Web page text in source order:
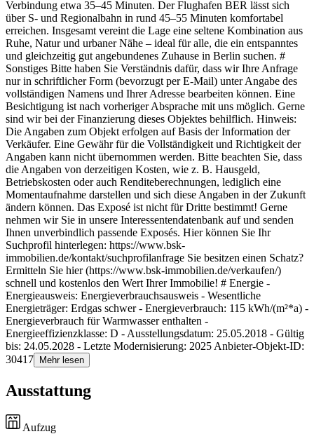
Verbindung etwa 35–45 Minuten. Der Flughafen BER lässt sich
über S‑ und Regionalbahn in rund 45–55 Minuten komfortabel
erreichen. Insgesamt vereint die Lage eine seltene Kombination aus
Ruhe, Natur und urbaner Nähe – ideal für alle, die ein entspanntes
und gleichzeitig gut angebundenes Zuhause in Berlin suchen. #
Sonstiges Bitte haben Sie Verständnis dafür, dass wir Ihre Anfrage
nur in schriftlicher Form (bevorzugt per E-Mail) unter Angabe des
vollständigen Namens und Ihrer Adresse bearbeiten können. Eine
Besichtigung ist nach vorheriger Absprache mit uns möglich. Gerne
sind wir bei der Finanzierung dieses Objektes behilflich. Hinweis:
Die Angaben zum Objekt erfolgen auf Basis der Information der
Verkäufer. Eine Gewähr für die Vollständigkeit und Richtigkeit der
Angaben kann nicht übernommen werden. Bitte beachten Sie, dass
die Angaben von derzeitigen Kosten, wie z. B. Hausgeld,
Betriebskosten oder auch Renditeberechnungen, lediglich eine
Momentaufnahme darstellen und sich diese Angaben in der Zukunft
ändern können. Das Exposé ist nicht für Dritte bestimmt! Gerne
nehmen wir Sie in unsere Interessentendatenbank auf und senden
Ihnen unverbindlich passende Exposés. Hier können Sie Ihr
Suchprofil hinterlegen: https://www.bsk-
immobilien.de/kontakt/suchprofilanfrage Sie besitzen einen Schatz?
Ermitteln Sie hier (https://www.bsk-immobilien.de/verkaufen/)
schnell und kostenlos den Wert Ihrer Immobilie! # Energie -
Energieausweis: Energieverbrauchsausweis - Wesentliche
Energieträger: Erdgas schwer - Energieverbrauch: 115 kWh/(m²*a) -
Energieverbrauch für Warmwasser enthalten -
Energieeffizienzklasse: D - Ausstellungsdatum: 25.05.2018 - Gültig
bis: 24.05.2028 - Letzte Modernisierung: 2025 Anbieter-Objekt-ID:
30417 Mehr lesen
Ausstattung
Aufzug